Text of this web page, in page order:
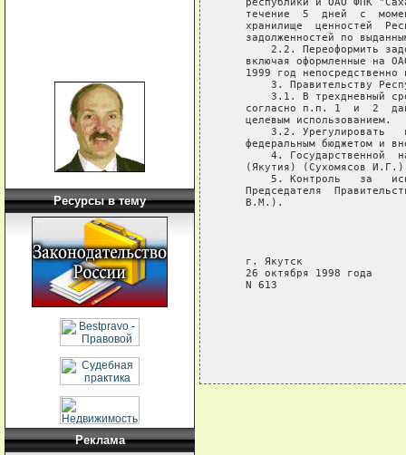
Ресурсы в тему
Реклама
течение  5  дней  с
хранилище  ценностей
задолженностей по
2.2. Переоформить
включая оформленные на
1999 год непосредственно
3. Правительству
3.1. В трехдневный
согласно п.п. 1  и  2
   целевым использованием.
3.2. Урегулировать
федеральным бюджетом и
4. Государственной
(Якутия) (Сухомясов
5. Контроль   за
Председателя
   В.М.).
   г. Якутск
   26 октября 1998 года
   N 613